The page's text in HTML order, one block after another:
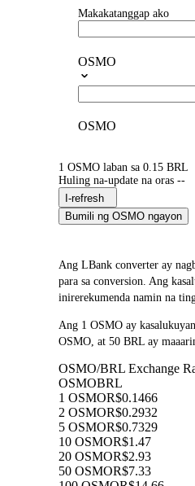
Makakatanggap ako
OSMO
OSMO
1 OSMO laban sa 0.15 BRL
Huling na-update na oras --
I-refresh
Bumili ng OSMO ngayon
Ang LBank converter ay
para sa conversion. Ang
inirerekumenda namin na
Ang 1 OSMO ay
OSMO, at 50 BRL ay
OSMO/BRL Exchange
OSMOBRL
1 OSMOR$0.1466
2 OSMOR$0.2932
5 OSMOR$0.7329
10 OSMOR$1.47
20 OSMOR$2.93
50 OSMOR$7.33